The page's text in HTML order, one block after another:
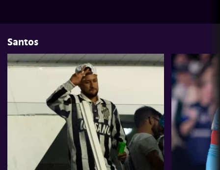
Santos